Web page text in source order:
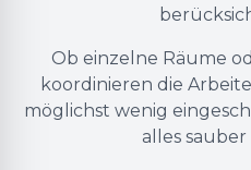
Ob einzelne Räume
koordinieren die
möglichst wenig
alles